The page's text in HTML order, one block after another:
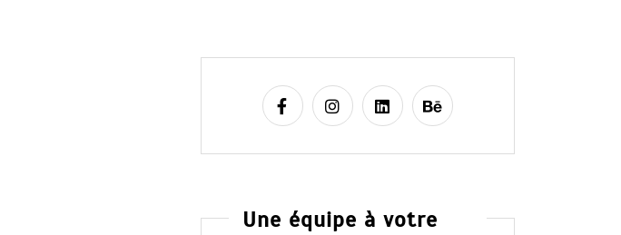
Une équipe à votre